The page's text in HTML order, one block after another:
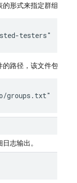
形式来指定群组：
testers"
路径，该文件包含以
groups.txt"
志输出。